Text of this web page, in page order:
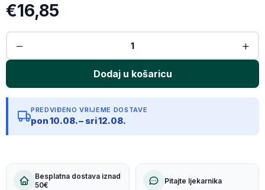
€16,85
PREDVIĐENO VRIJEME DOSTAVE
pon 10.08. – sri 12.08.
Besplatna dostava iznad
50€
Pitajte ljekarnika